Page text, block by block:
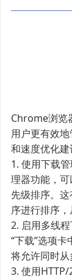
Chrome浏览
用户更有效
和速度优化建
1. 使用下载
理器功能，
先级排序。
序进行排序，
2. 启用多线
“下载”选项
将允许同时从
3. 使用